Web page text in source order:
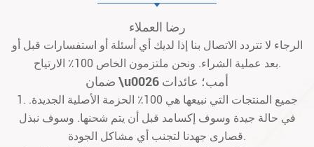
رضا العملاء
الرجاء لا تتردد الاتصال بنا إذا لديك أي أسئلة أو استفسارات قبل أو
بعد عملية الشراء. ونحن ملتزمون الخاص 100٪ الارتياح.
ضمان \u0026 أمب؛ عائدات
1. جميع المنتجات التي نبيعها هي 100٪ الحزمة الأصلية الجديدة.
في حالة جيدة وسوف إكسامد قبل أن يتم شحنها. وسوف نبذل
قصارى جهدنا لتجنب أي مشاكل الجودة.